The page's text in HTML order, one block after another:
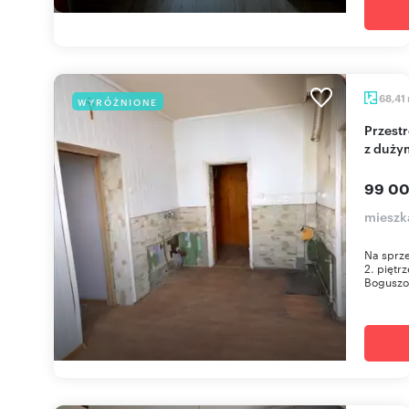
WYRÓŻNIONE 68,41
Przestronne 2-pokojowe mieszkanie do remontu
z
99
Na
2.